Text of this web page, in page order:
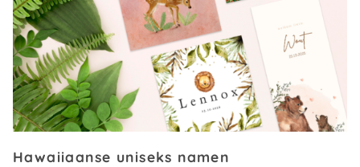
Hawaiiaanse uniseks namen